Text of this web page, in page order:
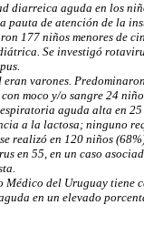
diarreica aguda en los
pauta de atención de la
177 niños menores de
Se investigó
varones.
moco y/o sangre 24
aguda alta en
a la lactosa; ninguno
realizó en 120 niños
en 55, en un caso
del Uruguay tiene
en un elevado